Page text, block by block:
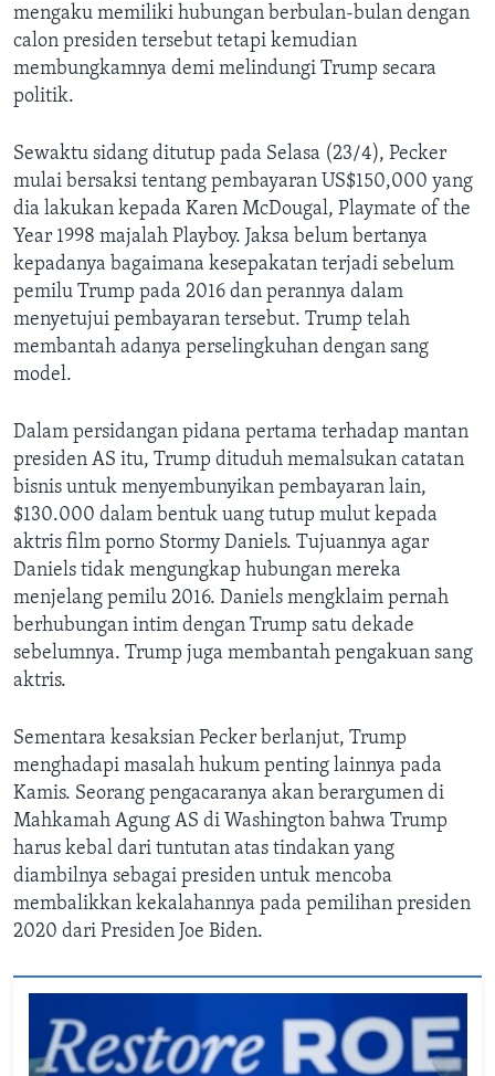
mengaku memiliki hubungan berbulan-bulan dengan
calon presiden tersebut tetapi kemudian
membungkamnya demi melindungi Trump secara
politik.
Sewaktu sidang ditutup pada Selasa (23/4), Pecker
mulai bersaksi tentang pembayaran US$150,000 yang
dia lakukan kepada Karen McDougal, Playmate of the
Year 1998 majalah Playboy. Jaksa belum bertanya
kepadanya bagaimana kesepakatan terjadi sebelum
pemilu Trump pada 2016 dan perannya dalam
menyetujui pembayaran tersebut. Trump telah
membantah adanya perselingkuhan dengan sang
model.
Dalam persidangan pidana pertama terhadap mantan
presiden AS itu, Trump dituduh memalsukan catatan
bisnis untuk menyembunyikan pembayaran lain,
$130.000 dalam bentuk uang tutup mulut kepada
aktris film porno Stormy Daniels. Tujuannya agar
Daniels tidak mengungkap hubungan mereka
menjelang pemilu 2016. Daniels mengklaim pernah
berhubungan intim dengan Trump satu dekade
sebelumnya. Trump juga membantah pengakuan sang
aktris.
Sementara kesaksian Pecker berlanjut, Trump
menghadapi masalah hukum penting lainnya pada
Kamis. Seorang pengacaranya akan berargumen di
Mahkamah Agung AS di Washington bahwa Trump
harus kebal dari tuntutan atas tindakan yang
diambilnya sebagai presiden untuk mencoba
membalikkan kekalahannya pada pemilihan presiden
2020 dari Presiden Joe Biden.